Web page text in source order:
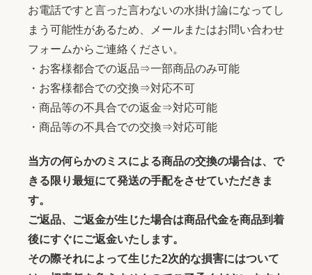
お電話ですと言った言わないの水掛け論になってし
まう可能性があるため、メールまたはお問い合わせ
フォームからご連絡ください。
・お客様都合での返品⇒一部商品のみ可能
・お客様都合での交換⇒対応不可
・商品等の不具合での返金⇒対応可能
・商品等の不具合での交換⇒対応可能
当方の何らかのミスによる商品の交換の場合は、で
きる限り最短にて発送の手配をさせていただきま
す。
ご返品、ご返金が生じた場合は商品代金を商品到着
後にすぐにご返金いたします。
その際それによって生じた2次的な損害にはついて